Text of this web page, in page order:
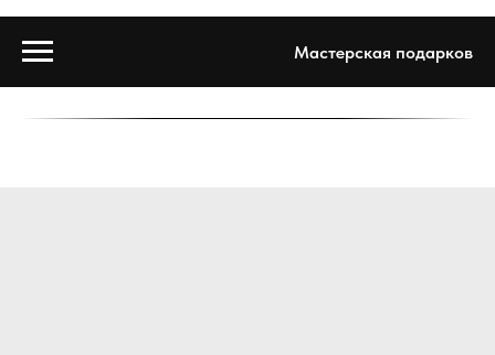
Мастерская подарков